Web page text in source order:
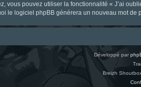
vous pouvez utiliser la fonctionnalité « J’ai
le logiciel phpBB générera un nouveau mot
Développé par
Breizh